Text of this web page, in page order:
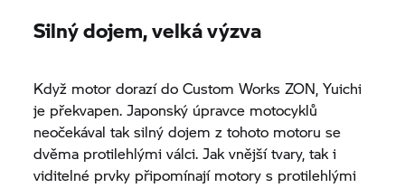
Silný dojem, velká výzva
Když motor dorazí do Custom Works ZON, Yuichi
je překvapen. Japonský úpravce motocyklů
neočekával tak silný dojem z tohoto motoru se
dvěma protilehlými válci. Jak vnější tvary, tak i
viditelné prvky připomínají motory s protilehlými